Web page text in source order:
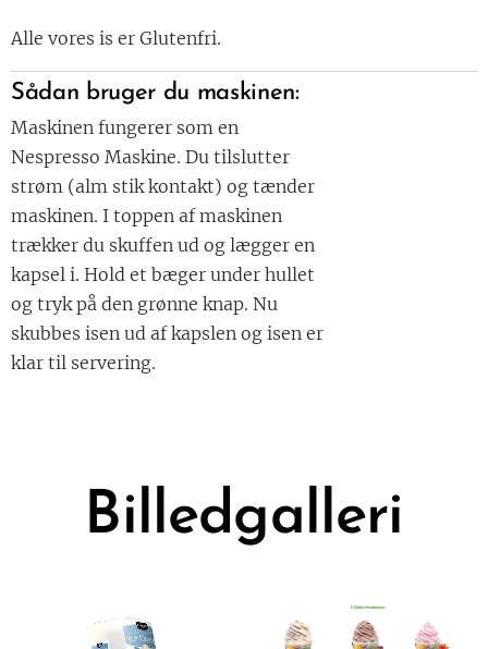
Alle vores is er Glutenfri.
Sådan bruger du maskinen:
Maskinen fungerer som en
Nespresso Maskine. Du tilslutter
strøm (alm stik kontakt) og tænder
maskinen. I toppen af maskinen
trækker du skuffen ud og lægger en
kapsel i. Hold et bæger under hullet
og tryk på den grønne knap. Nu
skubbes isen ud af kapslen og isen er
klar til servering.
Billedgalleri